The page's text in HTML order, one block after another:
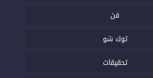
فن
توك شو
تحقيقات